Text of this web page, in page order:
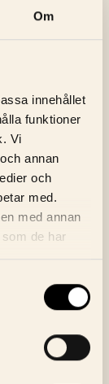
Om
innehållet
funktioner
Vi
annan
och
med.
med annan
de har
Byrne,
Shannon,